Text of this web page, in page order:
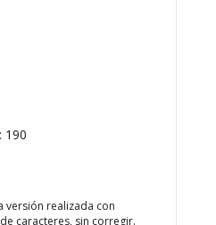
190
versión realizada con
caracteres, sin corregir.